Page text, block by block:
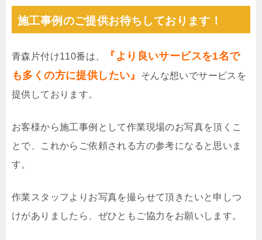
施工事例のご提供お待ちしております！
青森片付け110番は、
『より良いサービスを1名で
も多くの方に提供したい』
そんな想いでサービスを
提供しております。
お客様から施工事例として作業現場のお写真を頂くこ
とで、これからご依頼される方の参考になると思いま
す。
作業スタッフよりお写真を撮らせて頂きたいと申しつ
けがありましたら、ぜひともご協力をお願いします。